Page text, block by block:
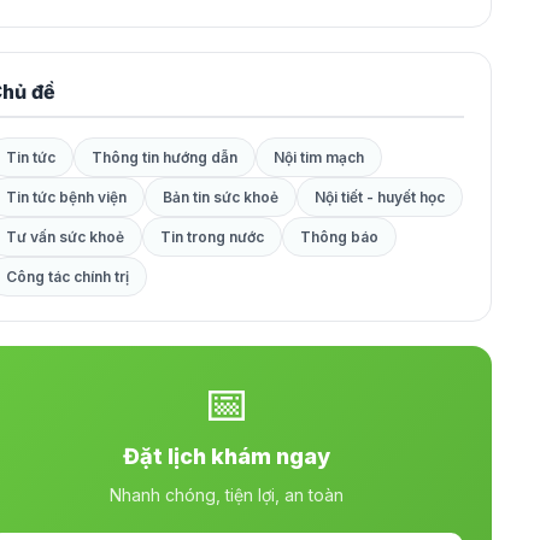
đề
Tin tức Thông tin hướng dẫn Nội tim mạch
Tin tức bệnh viện Bản tin sức khoẻ Nội tiết - huyết học
Tư vấn sức khoẻ Tin trong nước Thông báo
Công tác chính trị
📅
Đặt lịch khám ngay
Nhanh chóng, tiện lợi, an toàn